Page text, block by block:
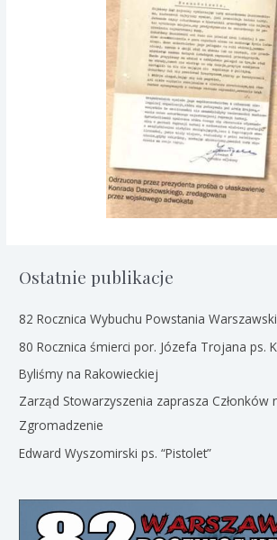
Ostatnie publikacje
82 Rocznica Wybuchu Powstania
80 Rocznica śmierci por. Józefa Trojana ps.
Byliśmy na Rakowieckiej
Zarząd Stowarzyszenia zaprasza Członków
Zgromadzenie
Edward Wyszomirski ps. “Pistolet”